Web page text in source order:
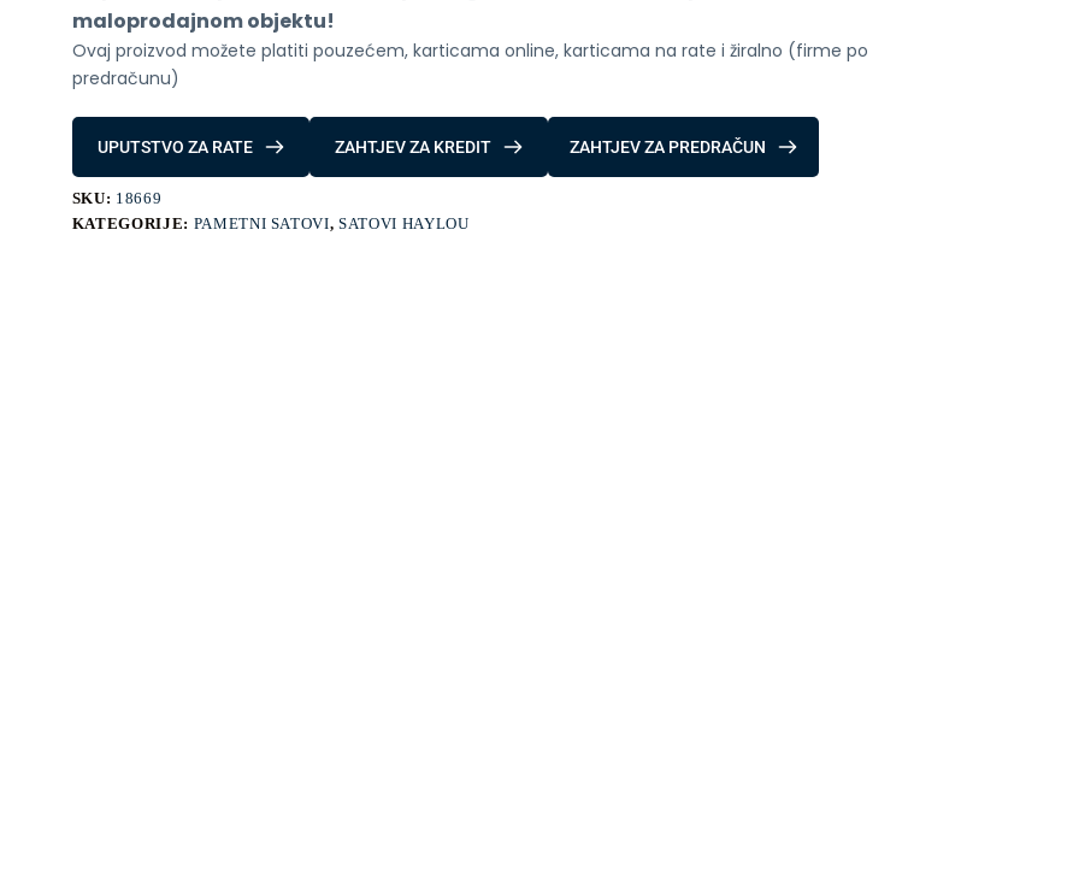
količina
maloprodajnom objektu!
Ovaj proizvod možete platiti pouzećem, karticama online, karticama na rate i žiralno (firme po
predračunu)
UPUTSTVO ZA RATE ZAHTJEV ZA KREDIT ZAHTJEV ZA PREDRAČUN
SKU: 18669
KATEGORIJE: PAMETNI SATOVI,SATOVI HAYLOU